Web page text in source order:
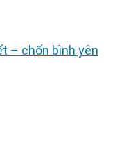
– chốn bình yên